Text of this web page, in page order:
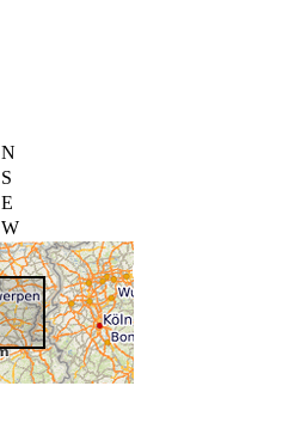
N
S
E
W